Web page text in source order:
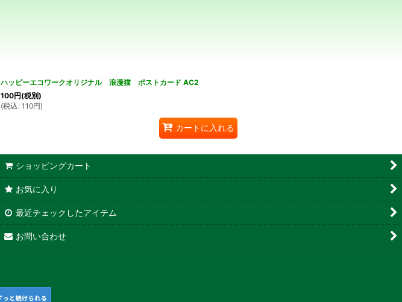
ハッピーエコワークオリジナル 浪漫猫 ポストカード AC2
100円(税別)
(税込 : 110円)
カートに入れる
ショッピングカート
お気に入り
最近チェックしたアイテム
お問い合わせ